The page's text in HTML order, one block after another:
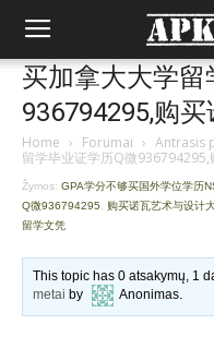
买加拿大大学
936794295,购
Home › Forumai › Antrasis
留学毕业证学历Q微936794295,
Žymos: GPA学分不够买国外学位学历
Q微936794295
购买诺瓦艺术与设计
留学文凭
This topic has 0 atsakymų, 1
metai by Anonimas.